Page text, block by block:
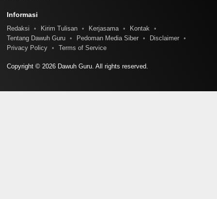
Informasi
Redaksi Kirim Tulisan Kerjasama
Kontak
Tentang Dawuh Guru
Pedoman Media Siber
Disclaimer
Privacy Policy
Terms of Service
Copyright © 2026 Dawuh Guru. All rights reserved.